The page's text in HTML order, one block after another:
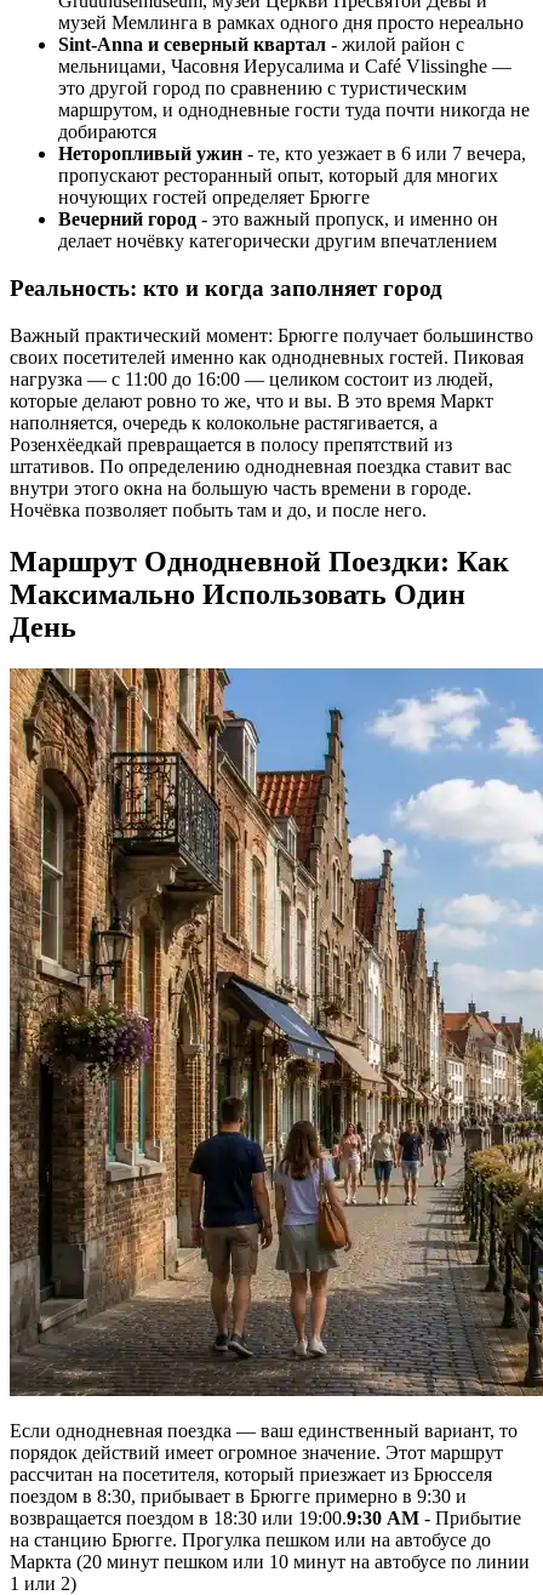
музей Мемлинга в рамках одного дня просто нереально
Sint-Anna и северный квартал - жилой район с
мельницами, Часовня Иерусалима и Café Vlissinghe —
это другой город по сравнению с туристическим
маршрутом, и однодневные гости туда почти никогда не
добираются
Неторопливый ужин - те, кто уезжает в 6 или 7 вечера,
пропускают ресторанный опыт, который для многих
ночующих гостей определяет Брюгге
Вечерний город - это важный пропуск, и именно он
делает ночёвку категорически другим впечатлением
Реальность: кто и когда заполняет город
Важный практический момент: Брюгге получает большинство
своих посетителей именно как однодневных гостей. Пиковая
нагрузка — с 11:00 до 16:00 — целиком состоит из людей,
которые делают ровно то же, что и вы. В это время Маркт
наполняется, очередь к колокольне растягивается, а
Розенхёедкай превращается в полосу препятствий из
штативов. По определению однодневная поездка ставит вас
внутри этого окна на большую часть времени в городе.
Ночёвка позволяет побыть там и до, и после него.
Маршрут Однодневной Поездки: Как
Максимально Использовать Один
День
Если однодневная поездка — ваш единственный вариант, то
порядок действий имеет огромное значение. Этот маршрут
рассчитан на посетителя, который приезжает из Брюсселя
поездом в 8:30, прибывает в Брюгге примерно в 9:30 и
возвращается поездом в 18:30 или 19:00.9:30 AM - Прибытие
на станцию Брюгге. Прогулка пешком или на автобусе до
Маркта (20 минут пешком или 10 минут на автобусе по линии
1 или 2)